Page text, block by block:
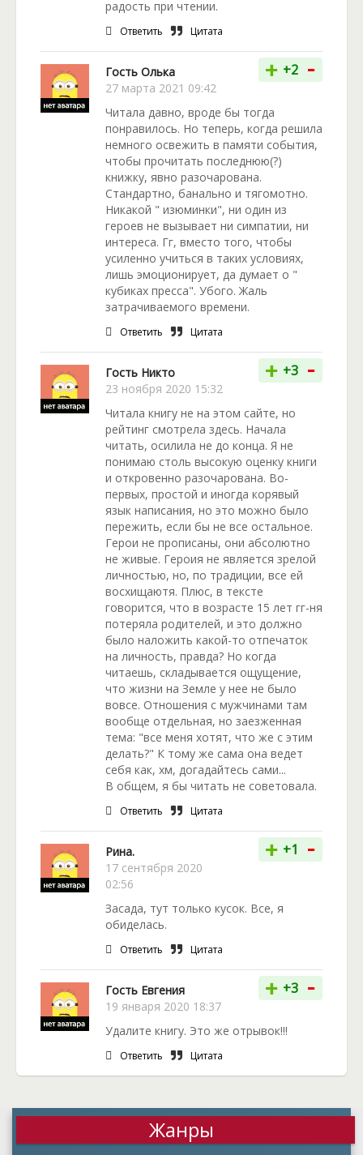
радость при чтении.
Ответить Цитата
Гость Олька
27 марта 2021 09:42
+ +2 -
Читала давно, вроде бы тогда
понравилось. Но теперь, когда решила
немного освежить в памяти события,
чтобы прочитать последнюю(?)
книжку, явно разочарована.
Стандартно, банально и тягомотно.
Никакой " изюминки", ни один из
героев не вызывает ни симпатии, ни
интереса. Гг, вместо того, чтобы
усиленно учиться в таких условиях,
лишь эмоционирует, да думает о "
кубиках пресса". Убого. Жаль
затрачиваемого времени.
Ответить Цитата
Гость Никто
23 ноября 2020 15:32
+ +3 -
Читала книгу не на этом сайте, но
рейтинг смотрела здесь. Начала
читать, осилила не до конца. Я не
понимаю столь высокую оценку книги
и откровенно разочарована. Во-
первых, простой и иногда корявый
язык написания, но это можно было
пережить, если бы не все остальное.
Герои не прописаны, они абсолютно
не живые. Героия не является зрелой
личностью, но, по традиции, все ей
восхищаютя. Плюс, в тексте
говорится, что в возрасте 15 лет гг-ня
потеряла родителей, и это должно
было наложить какой-то отпечаток
на личность, правда? Но когда
читаешь, складывается ощущение,
что жизни на Земле у нее не было
вовсе. Отношения с мужчинами там
вообще отдельная, но заезженная
тема: "все меня хотят, что же с этим
делать?" К тому же сама она ведет
себя как, хм, догадайтесь сами...
В общем, я бы читать не советовала.
Ответить Цитата
Рина.
17 сентября 2020
02:56
+ +1 -
Засада, тут только кусок. Все, я
обиделась.
Ответить Цитата
Гость Евгения
19 января 2020 18:37
+ +3 -
Удалите книгу. Это же отрывок!!!
Ответить Цитата
Жанры